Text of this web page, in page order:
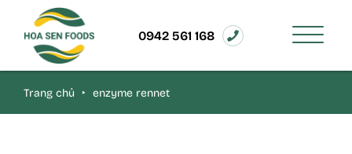
0942 561 168
Trang chủ ‣ enzyme rennet